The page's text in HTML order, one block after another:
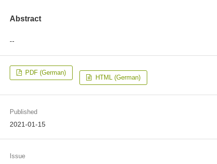
Abstract
--
PDF (German)
HTML (German)
Published
2021-01-15
Issue